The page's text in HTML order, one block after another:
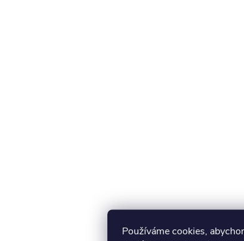
Používáme cookies,